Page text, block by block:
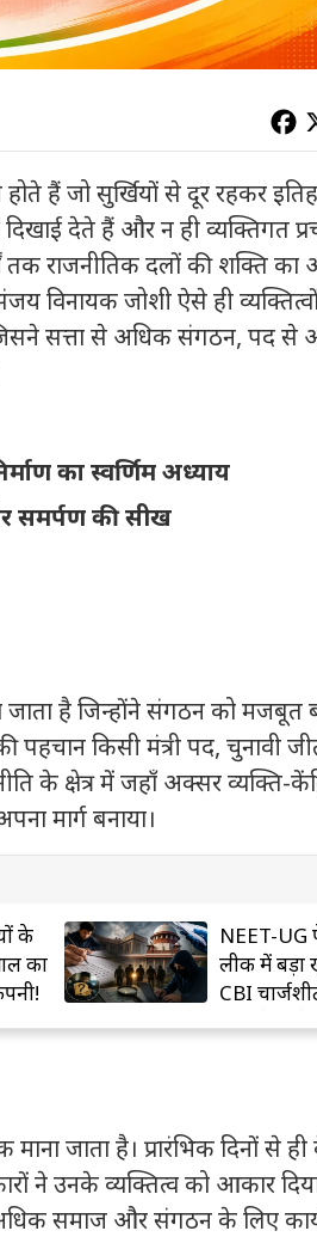
हैं जो सुर्खियों से दूर रहकर
देते हैं और न ही व्यक्तिगत
तक राजनीतिक दलों की शक्ति का
विनायक जोशी ऐसे ही
जिसने सत्ता से अधिक संगठन, पद से
का स्वर्णिम अध्याय
समर्पण की सीख
जाता है जिन्होंने संगठन को मजबूत
पहचान किसी मंत्री पद, चुनावी
के क्षेत्र में जहाँ अक्सर व्यक्ति-
मार्ग बनाया।
के
का
NEET-UG
लीक में बड़ा
CBI
जाता है। प्रारंभिक दिनों से ही वे
ने उनके व्यक्तित्व को आकार दिया
समाज और संगठन के लिए